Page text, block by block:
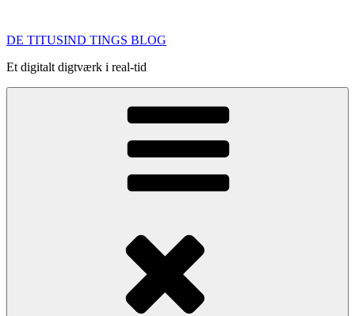
indhold
DE TITUSIND TINGS BLOG
Et digitalt digtværk i real-tid